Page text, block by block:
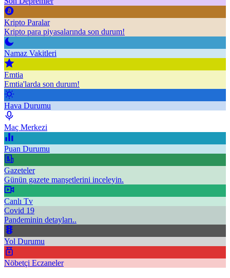
Kripto Paralar
Kripto para piyasalarında son durum!
Namaz Vakitleri
Emtia
Emtia'larda son durum!
Hava Durumu
Maç Merkezi
Puan Durumu
Gazeteler
Günün gazete manşetlerini inceleyin.
Canlı Tv
Covid 19
Pandeminin detayları..
Yol Durumu
Nöbetçi Eczaneler